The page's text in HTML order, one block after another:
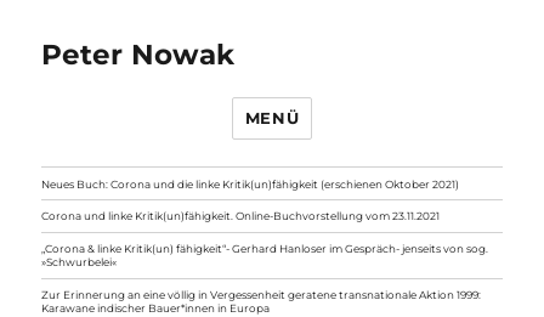
Peter Nowak
MENÜ
Neues Buch: Corona und die linke Kritik(un)fähigkeit (erschienen Oktober 2021)
Corona und linke Kritik(un)fähigkeit. Online-Buchvorstellung vom 23.11.2021
„Corona & linke Kritik(un) fähigkeit“- Gerhard Hanloser im Gespräch- jenseits von sog.
»Schwurbelei«
Zur Erinnerung an eine völlig in Vergessenheit geratene transnationale Aktion 1999:
Karawane indischer Bauer*innen in Europa